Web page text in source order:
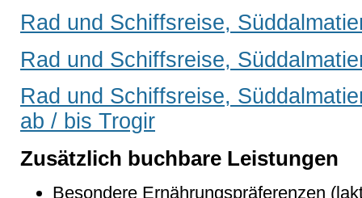
Rad und Schiffsreise,
Rad und Schiffsreise,
Rad und Schiffsreise,
ab / bis Trogir
Zusätzlich buchbare Leistungen
Besondere Ernährungspräferenzen